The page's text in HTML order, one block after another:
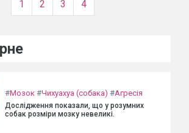
1 2 3 4
#Мозок #Чихуахуа (собака) #Агресія
Дослідження показали, що у розумних
собак розміри мозку невеликі.